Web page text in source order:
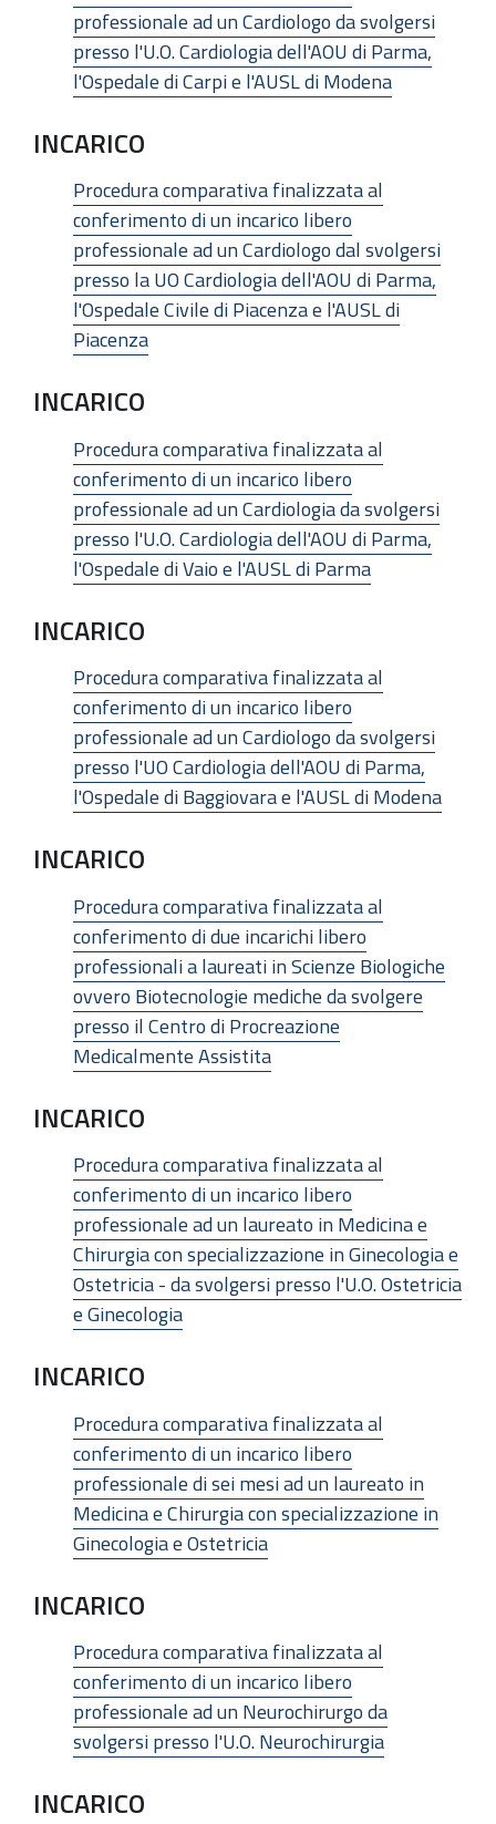
professionale ad un Cardiologo da svolgersi
presso l'U.O. Cardiologia dell'AOU di Parma,
l'Ospedale di Carpi e l'AUSL di Modena
INCARICO
Procedura comparativa finalizzata al
conferimento di un incarico libero
professionale ad un Cardiologo dal svolgersi
presso la UO Cardiologia dell'AOU di Parma,
l'Ospedale Civile di Piacenza e l'AUSL di
Piacenza
INCARICO
Procedura comparativa finalizzata al
conferimento di un incarico libero
professionale ad un Cardiologia da svolgersi
presso l'U.O. Cardiologia dell'AOU di Parma,
l'Ospedale di Vaio e l'AUSL di Parma
INCARICO
Procedura comparativa finalizzata al
conferimento di un incarico libero
professionale ad un Cardiologo da svolgersi
presso l'UO Cardiologia dell'AOU di Parma,
l'Ospedale di Baggiovara e l'AUSL di Modena
INCARICO
Procedura comparativa finalizzata al
conferimento di due incarichi libero
professionali a laureati in Scienze Biologiche
ovvero Biotecnologie mediche da svolgere
presso il Centro di Procreazione
Medicalmente Assistita
INCARICO
Procedura comparativa finalizzata al
conferimento di un incarico libero
professionale ad un laureato in Medicina e
Chirurgia con specializzazione in Ginecologia e
Ostetricia - da svolgersi presso l'U.O. Ostetricia
e Ginecologia
INCARICO
Procedura comparativa finalizzata al
conferimento di un incarico libero
professionale di sei mesi ad un laureato in
Medicina e Chirurgia con specializzazione in
Ginecologia e Ostetricia
INCARICO
Procedura comparativa finalizzata al
conferimento di un incarico libero
professionale ad un Neurochirurgo da
svolgersi presso l'U.O. Neurochirurgia
INCARICO